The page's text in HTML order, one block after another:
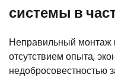
системы в
Неправильный монтаж
отсутствием опыта,
недобросовестностью